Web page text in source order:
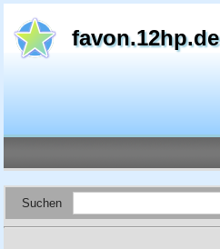
favon.12hp.de
Suchen